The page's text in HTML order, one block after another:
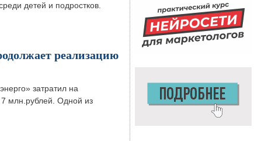
детей и подростков.
реализацию
затратил на
млн.рублей. Одной из